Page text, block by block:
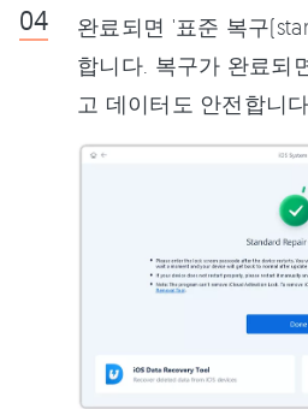
완료되면 '표준 복구
합니다. 복구가 완료되
고 데이터도 안전합니다.